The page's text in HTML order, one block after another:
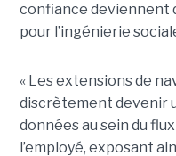
confiance deviennent
pour l’ingénierie
« Les extensions de
discrètement devenir
données au sein du
l’employé, exposant